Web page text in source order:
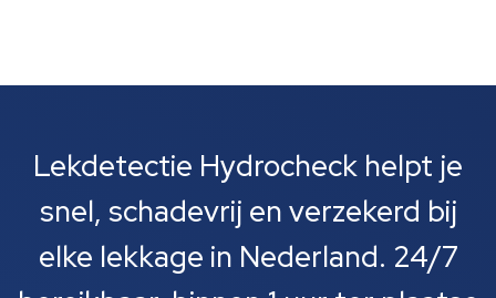
Lekdetectie Hydrocheck helpt je
snel, schadevrij en verzekerd bij
elke lekkage in Nederland. 24/7